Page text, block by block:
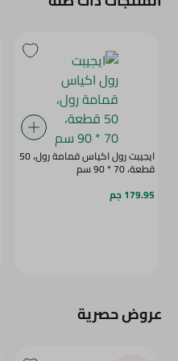
ايجيبت رول اكياس قمامة رول، 50
قطعة، 70 * 90 سم
179.95 جم
عروض حصرية